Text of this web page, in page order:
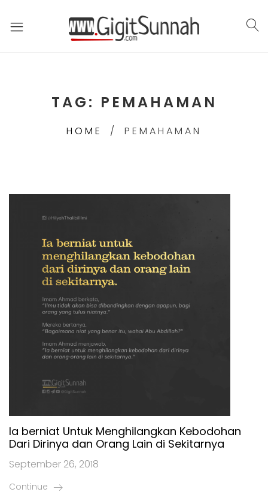
TAG: PEMAHAMAN
HOME PEMAHAMAN
Ia berniat Untuk Menghilangkan Kebodohan
Dari Dirinya dan Orang Lain di Sekitarnya
September 26, 2018
Continue